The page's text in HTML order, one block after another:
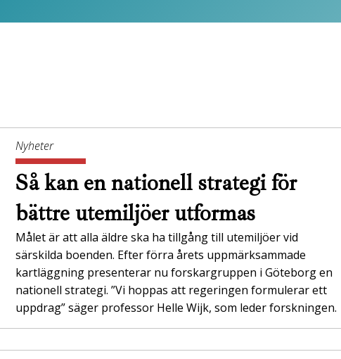
Nyheter
Så kan en nationell strategi för
bättre utemiljöer utformas
Målet är att alla äldre ska ha tillgång till utemiljöer vid
särskilda boenden. Efter förra årets uppmärksammade
kartläggning presenterar nu forskargruppen i Göteborg en
nationell strategi. ”Vi hoppas att regeringen formulerar ett
uppdrag” säger professor Helle Wijk, som leder forskningen.